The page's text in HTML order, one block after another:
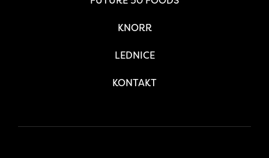
KNORR
LEDNICE
KONTAKT